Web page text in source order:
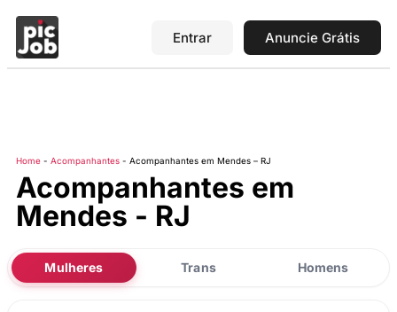
Entrar Anuncie Grátis
Home - Acompanhantes - Acompanhantes em Mendes – RJ
Acompanhantes em
Mendes - RJ
Mulheres Trans Homens